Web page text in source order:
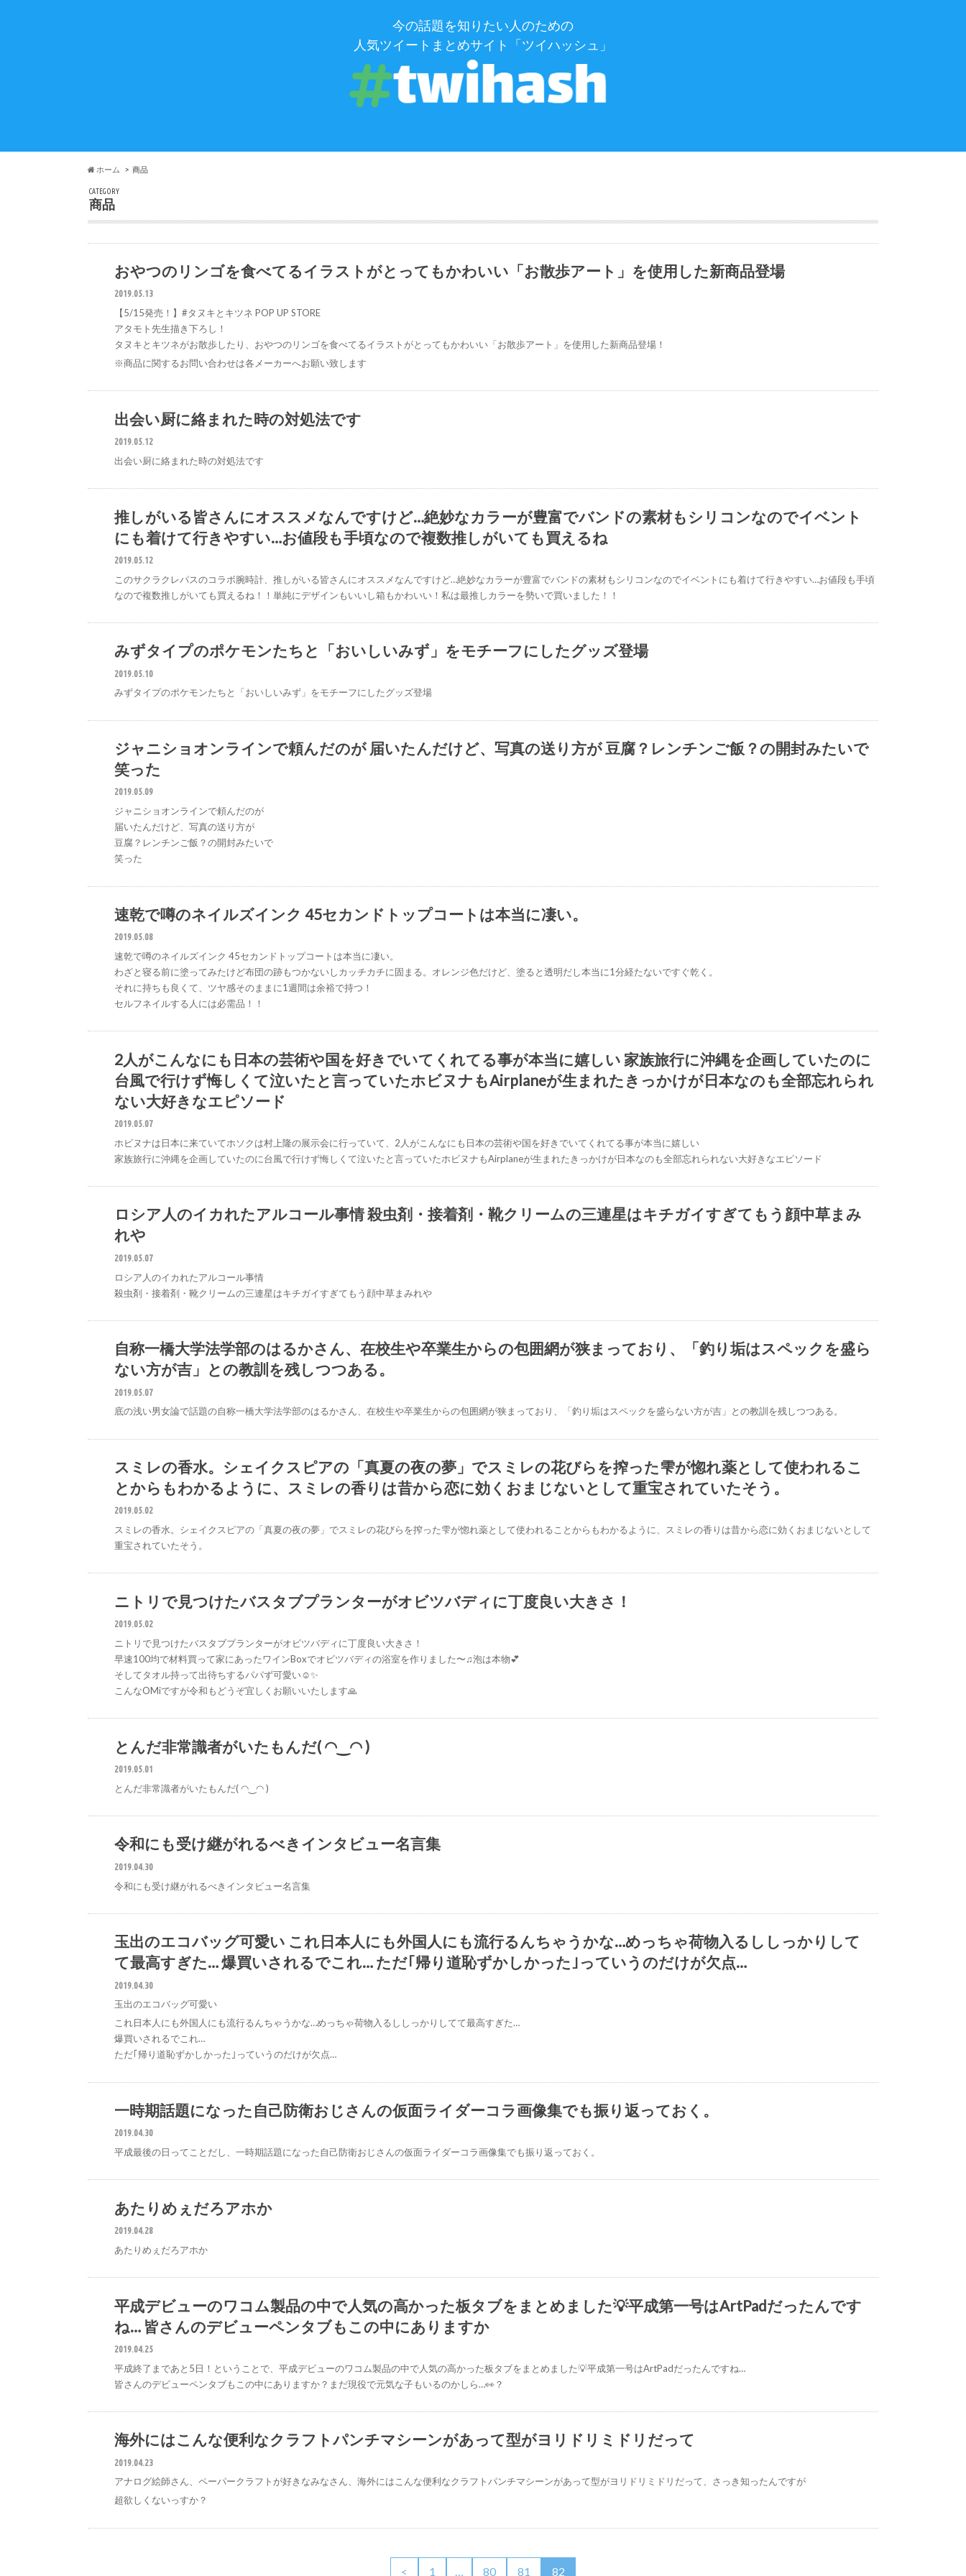
今の話題を知りたい人のための
人気ツイートまとめサイト「ツイハッシュ」
ホーム 商品
CATEGORY
商品
#タヌキとキツネ
おやつのリンゴを食べてるイラストがとってもかわいい「お散歩アート」を使用した新商品登場
2019.05.13
【5/15発売！】#タヌキとキツネ POP UP STORE
アタモト先生描き下ろし！
タヌキとキツネがお散歩したり、おやつのリンゴを食べてるイラストがとってもかわいい「お散歩アート」を使用した新商品登場！
※商品に関するお問い合わせは各メーカーへお願い致します
.青
出会い厨に絡まれた時の対処法です
2019.05.12
出会い厨に絡まれた時の対処法です
#サクラクレパス
推しがいる皆さんにオススメなんですけど…絶妙なカラーが豊富でバンドの素材もシリコンなのでイベント
にも着けて行きやすい…お値段も手頃なので複数推しがいても買えるね
2019.05.12
このサクラクレパスのコラボ腕時計、推しがいる皆さんにオススメなんですけど…絶妙なカラーが豊富でバンドの素材もシリコンなのでイベントにも着けて行きやすい…お値段も手頃
なので複数推しがいても買えるね！！単純にデザインもいいし箱もかわいい！私は最推しカラーを勢いで買いました！！
.青
みずタイプのポケモンたちと「おいしいみず」をモチーフにしたグッズ登場
2019.05.10
みずタイプのポケモンたちと「おいしいみず」をモチーフにしたグッズ登場
@f_tyn37
ジャニショオンラインで頼んだのが 届いたんだけど、写真の送り方が 豆腐？レンチンご飯？の開封みたいで
笑った
2019.05.09
ジャニショオンラインで頼んだのが
届いたんだけど、写真の送り方が
豆腐？レンチンご飯？の開封みたいで
笑った
1分
速乾で噂のネイルズインク 45セカンドトップコートは本当に凄い。
2019.05.08
速乾で噂のネイルズインク 45セカンドトップコートは本当に凄い。
わざと寝る前に塗ってみたけど布団の跡もつかないしカッチカチに固まる。オレンジ色だけど、塗ると透明だし本当に1分経たないですぐ乾く。
それに持ちも良くて、ツヤ感そのままに1週間は余裕で持つ！
セルフネイルする人には必需品！！
#ホソク
2人がこんなにも日本の芸術や国を好きでいてくれてる事が本当に嬉しい 家族旅行に沖縄を企画していたのに
台風で行けず悔しくて泣いたと言っていたホビヌナもAirplaneが生まれたきっかけが日本なのも全部忘れられ
ない大好きなエピソード
2019.05.07
ホビヌナは日本に来ていてホソクは村上隆の展示会に行っていて、2人がこんなにも日本の芸術や国を好きでいてくれてる事が本当に嬉しい
家族旅行に沖縄を企画していたのに台風で行けず悔しくて泣いたと言っていたホビヌナもAirplaneが生まれたきっかけが日本なのも全部忘れられない大好きなエピソード
@chiba_nerd
ロシア人のイカれたアルコール事情 殺虫剤・接着剤・靴クリームの三連星はキチガイすぎてもう顔中草まみ
れや
2019.05.07
ロシア人のイカれたアルコール事情
殺虫剤・接着剤・靴クリームの三連星はキチガイすぎてもう顔中草まみれや
@makotopic
自称一橋大学法学部のはるかさん、在校生や卒業生からの包囲網が狭まっており、「釣り垢はスペックを盛ら
ない方が吉」との教訓を残しつつある。
2019.05.07
底の浅い男女論で話題の自称一橋大学法学部のはるかさん、在校生や卒業生からの包囲網が狭まっており、「釣り垢はスペックを盛らない方が吉」との教訓を残しつつある。
@arekorekawaii
スミレの香水。シェイクスピアの「真夏の夜の夢」でスミレの花びらを搾った雫が惚れ薬として使われるこ
とからもわかるように、スミレの香りは昔から恋に効くおまじないとして重宝されていたそう。
2019.05.02
スミレの香水。シェイクスピアの「真夏の夜の夢」でスミレの花びらを搾った雫が惚れ薬として使われることからもわかるように、スミレの香りは昔から恋に効くおまじないとして
重宝されていたそう。
#バスタブ
ニトリで見つけたバスタブプランターがオビツバディに丁度良い大きさ！
2019.05.02
ニトリで見つけたバスタブプランターがオビツバディに丁度良い大きさ！
早速100均で材料買って家にあったワインBoxでオビツバディの浴室を作りました〜♫泡は本物💕
そしてタオル持って出待ちするパパず可愛い☺️✨
こんなOMiですが令和もどうぞ宜しくお願いいたします🙏
とんだ非常識者がいたもんだ( ◠‿◠ )
2019.05.01
とんだ非常識者がいたもんだ( ◠‿◠ )
#映画
令和にも受け継がれるべきインタビュー名言集
2019.04.30
令和にも受け継がれるべきインタビュー名言集
@nzm0101
玉出のエコバッグ可愛い これ日本人にも外国人にも流行るんちゃうかな…めっちゃ荷物入るししっかりして
て最高すぎた… 爆買いされるでこれ… ただ｢帰り道恥ずかしかった｣っていうのだけが欠点…
2019.04.30
玉出のエコバッグ可愛い
これ日本人にも外国人にも流行るんちゃうかな…めっちゃ荷物入るししっかりしてて最高すぎた…
爆買いされるでこれ…
ただ｢帰り道恥ずかしかった｣っていうのだけが欠点…
#仮面ライダー
一時期話題になった自己防衛おじさんの仮面ライダーコラ画像集でも振り返っておく。
2019.04.30
平成最後の日ってことだし、一時期話題になった自己防衛おじさんの仮面ライダーコラ画像集でも振り返っておく。
あたりめぇだろアホか
2019.04.28
あたりめぇだろアホか
5日
平成デビューのワコム製品の中で人気の高かった板タブをまとめました💡平成第一号はArtPadだったんです
ね… 皆さんのデビューペンタブもこの中にありますか
2019.04.25
平成終了まであと5日！ということで、平成デビューのワコム製品の中で人気の高かった板タブをまとめました💡平成第一号はArtPadだったんですね…
皆さんのデビューペンタブもこの中にありますか？まだ現役で元気な子もいるのかしら…👀？
#ペーパークラフト
海外にはこんな便利なクラフトパンチマシーンがあって型がヨリドリミドリだって
2019.04.23
アナログ絵師さん、ペーパークラフトが好きなみなさん、海外にはこんな便利なクラフトパンチマシーンがあって型がヨリドリミドリだって、さっき知ったんですが
超欲しくないっすか？
< 1 80 81 82